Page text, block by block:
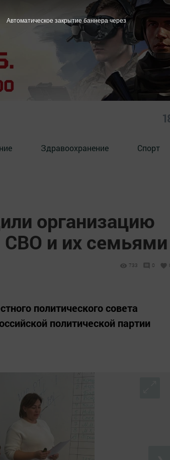
Здравоохранение Спорт
организацию
СВО и их семьями
733 0
политического совета
политической партии
Автоматическое закрытие баннера через